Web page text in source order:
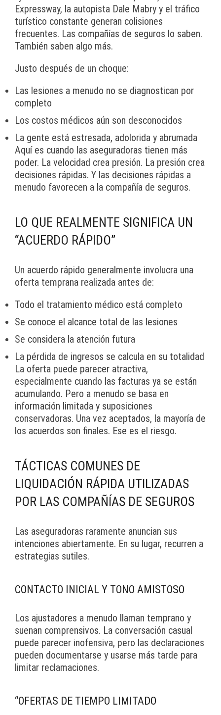
Expressway, la autopista Dale Mabry y el tráfico
turístico constante generan colisiones
frecuentes. Las compañías de seguros lo saben.
También saben algo más.
Justo después de un choque:
Las lesiones a menudo no se diagnostican por
completo
Los costos médicos aún son desconocidos
La gente está estresada, adolorida y abrumada
Aquí es cuando las aseguradoras tienen más
poder. La velocidad crea presión. La presión crea
decisiones rápidas. Y las decisiones rápidas a
menudo favorecen a la compañía de seguros.
LO QUE REALMENTE SIGNIFICA UN
“ACUERDO RÁPIDO”
Un acuerdo rápido generalmente involucra una
oferta temprana realizada antes de:
Todo el tratamiento médico está completo
Se conoce el alcance total de las lesiones
Se considera la atención futura
La pérdida de ingresos se calcula en su totalidad
La oferta puede parecer atractiva,
especialmente cuando las facturas ya se están
acumulando. Pero a menudo se basa en
información limitada y suposiciones
conservadoras. Una vez aceptados, la mayoría de
los acuerdos son finales. Ese es el riesgo.
TÁCTICAS COMUNES DE
LIQUIDACIÓN RÁPIDA UTILIZADAS
POR LAS COMPAÑÍAS DE SEGUROS
Las aseguradoras raramente anuncian sus
intenciones abiertamente. En su lugar, recurren a
estrategias sutiles.
CONTACTO INICIAL Y TONO AMISTOSO
Los ajustadores a menudo llaman temprano y
suenan comprensivos. La conversación casual
puede parecer inofensiva, pero las declaraciones
pueden documentarse y usarse más tarde para
limitar reclamaciones.
“OFERTAS DE TIEMPO LIMITADO